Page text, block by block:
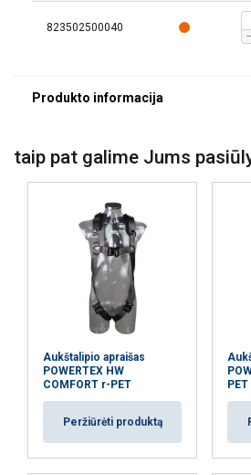
823502500040
taip pat galime Jums
Aukštalipio apraišas
POWERTEX HW
COMFORT r-PET
Peržiūrėti produktą
PET